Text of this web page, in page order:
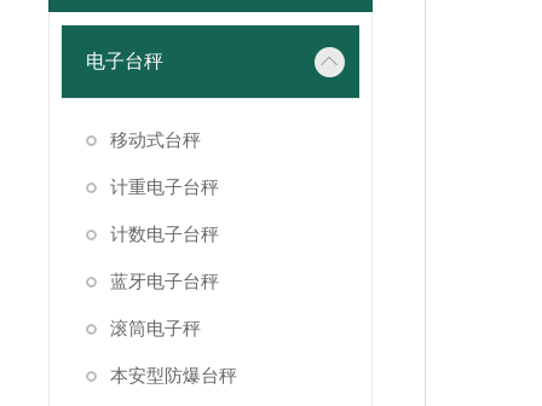
电子台秤
移动式台秤
计重电子台秤
计数电子台秤
蓝牙电子台秤
滚筒电子秤
本安型防爆台秤